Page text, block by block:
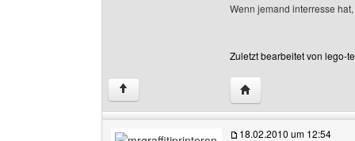
Wenn jemand interresse
Zuletzt bearbeitet von lego-
↑ Website dieses
18.02.2010 um 12:54